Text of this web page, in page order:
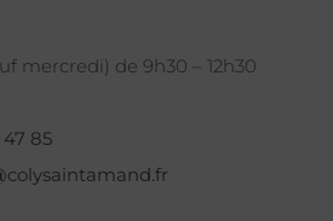
mercredi) de 9h30 – 12h30
47 85